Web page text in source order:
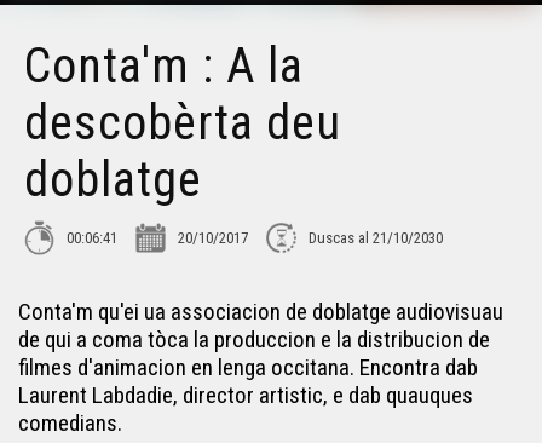
Adishatz & Co
Pastorala aussalesa
Sent Merd, petita comuna rurau
Conta'm : A la
descobèrta deu
doblatge
00:06:41 20/10/2017 Duscas al 21/10/2030
Conta'm qu'ei ua associacion de doblatge audiovisuau
de qui a coma tòca la produccion e la distribucion de
filmes d'animacion en lenga occitana. Encontra dab
Laurent Labdadie, director artistic, e dab quauques
comedians.